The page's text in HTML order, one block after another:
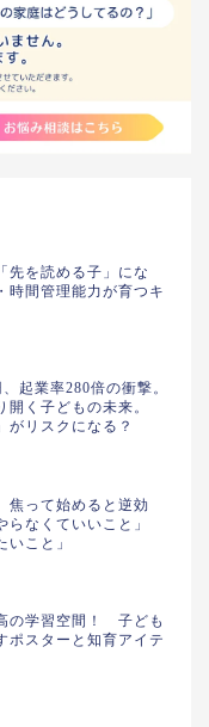
先を読める子」にな
間管理能力が育つキ
起業率280倍の衝撃。
開く子どもの未来。
がリスクになる？
焦って始めると逆効
なくていいこと」
いこと」
の学習空間！ 子ども
ポスターと知育アイテ